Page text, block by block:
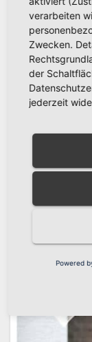
Falsche
AUG. 1, 2019
Landrat Dr.
Sie
verarbeiten
Zwecken.
der
jederzeit
Powered